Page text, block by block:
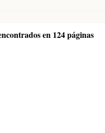
en 124 páginas